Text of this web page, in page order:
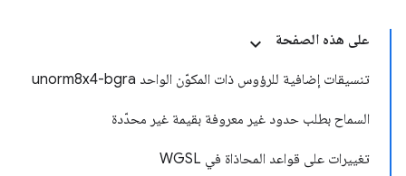
على هذه الصفحة
تنسيقات إضافية للرؤوس ذات المكوّن الواحد unorm8x4-bgra
السماح بطلب حدود غير معروفة بقيمة غير محدّدة
تغييرات على قواعد المحاذاة في WGSL